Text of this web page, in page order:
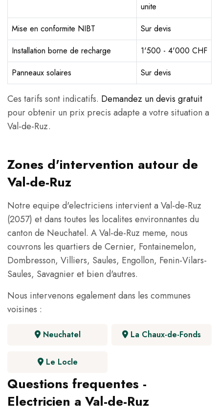
unite
Mise en conformite NIBT
Sur devis
Installation borne de recharge
1'500 - 4'000 CHF
Panneaux solaires
Sur devis
Ces tarifs sont indicatifs. Demandez un devis gratuit
pour obtenir un prix precis adapte a votre situation a
Val-de-Ruz.
Zones d'intervention autour de
Val-de-Ruz
Notre equipe d'electriciens intervient a Val-de-Ruz
(2057) et dans toutes les localites environnantes du
canton de Neuchatel. A Val-de-Ruz meme, nous
couvrons les quartiers de Cernier, Fontainemelon,
Dombresson, Villiers, Saules, Engollon, Fenin-Vilars-
Saules, Savagnier et bien d'autres.
Nous intervenons egalement dans les communes
voisines :
Neuchatel La Chaux-de-Fonds
Le Locle
Questions frequentes -
Electricien a Val-de-Ruz